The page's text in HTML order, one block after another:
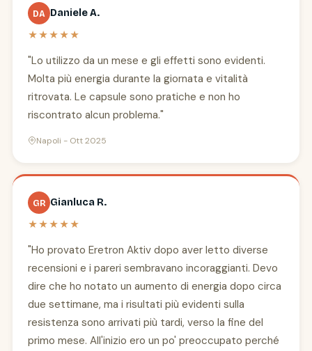
DA Daniele A.
★★★★★
"Lo utilizzo da un mese e gli effetti sono evidenti.
Molta più energia durante la giornata e vitalità
ritrovata. Le capsule sono pratiche e non ho
riscontrato alcun problema."
Napoli - Ott 2025
GR Gianluca R.
★★★★★
"Ho provato Eretron Aktiv dopo aver letto diverse
recensioni e i pareri sembravano incoraggianti. Devo
dire che ho notato un aumento di energia dopo circa
due settimane, ma i risultati più evidenti sulla
resistenza sono arrivati più tardi, verso la fine del
primo mese. All'inizio ero un po' preoccupato perché